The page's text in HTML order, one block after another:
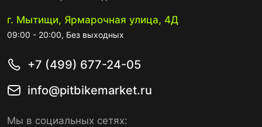
г. Мытищи, Ярмарочная улица, 4Д
09:00 - 20:00, Без выходных
+7 (499) 677-24-05
info@pitbikemarket.ru
Мы в социальных сетях: